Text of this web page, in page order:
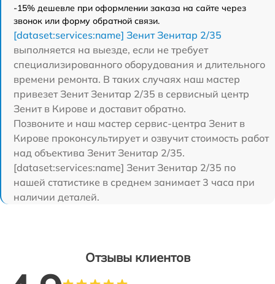
-15% дешевле при оформлении заказа на сайте через
звонок или форму обратной связи.
[dataset:services:name] Зенит Зенитар 2/35
выполняется на выезде, если не требует
специализированного оборудования и длительного
времени ремонта. В таких случаях наш мастер
привезет Зенит Зенитар 2/35 в сервисный центр
Зенит в Кирове и доставит обратно.
Позвоните и наш мастер сервис-центра Зенит в
Кирове проконсультирует и озвучит стоимость работ
над объектива Зенит Зенитар 2/35.
[dataset:services:name] Зенит Зенитар 2/35 по
нашей статистике в среднем занимает 3 часа при
наличии деталей.
Отзывы клиентов